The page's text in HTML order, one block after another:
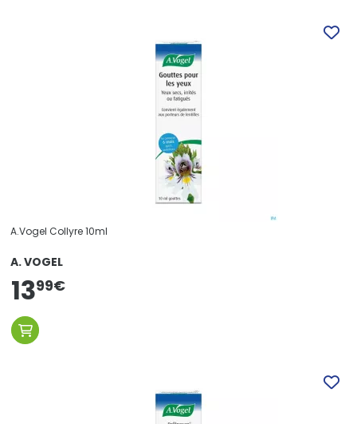
A.Vogel Collyre 10ml
A. VOGEL
1399€